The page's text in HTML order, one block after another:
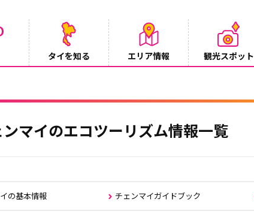
タイを知る エリア情報 観光スポット
マイのエコツーリズム情報一覧
の基本情報 チェンマイガイドブック